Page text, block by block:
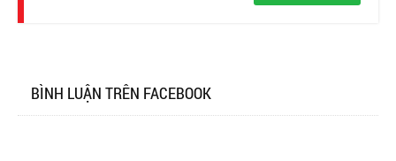
BÌNH LUẬN TRÊN FACEBOOK